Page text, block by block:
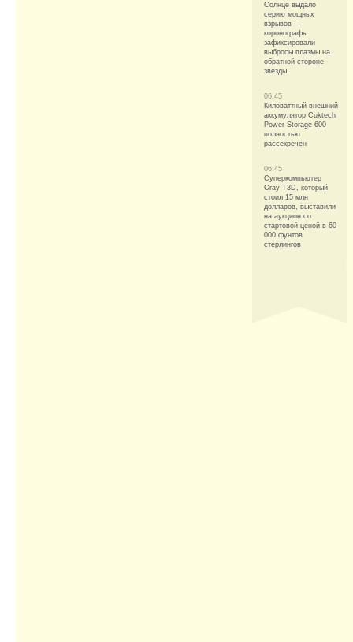
Солнце выдало
серию мощных
взрывов —
коронографы
зафиксировали
выбросы плазмы на
обратной стороне
звезды
06:45
Киловаттный внешний
аккумулятор Cuktech
Power Storage 600
полностью
рассекречен
06:45
Суперкомпьютер
Cray T3D, который
стоил 15 млн
долларов, выставили
на аукцион со
стартовой ценой в 60
000 фунтов
стерлингов